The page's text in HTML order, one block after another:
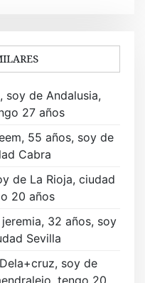
soy de Andalusia,
27 años
55 años, soy de
Cabra
de La Rioja, ciudad
20 años
32 años, soy
Sevilla
soy de